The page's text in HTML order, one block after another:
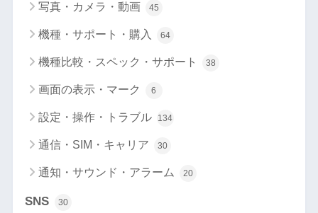
写真・カメラ・動画 45
機種・サポート・購入 64
機種比較・スペック・サポート 38
画面の表示・マーク 6
設定・操作・トラブル 134
通信・SIM・キャリア 30
通知・サウンド・アラーム 20
SNS 30